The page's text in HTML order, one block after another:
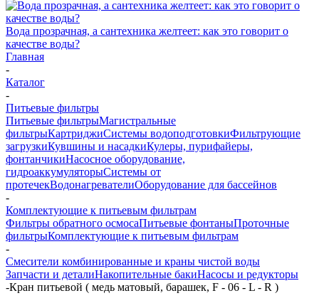
Вода прозрачная, а сантехника желтеет: как это говорит о
качестве воды?
Главная
-
Каталог
-
Питьевые фильтры
Питьевые фильтрыМагистральные
фильтрыКартриджиСистемы водоподготовкиФильтрующие
загрузкиКувшины и насадкиКулеры, пурифайеры,
фонтанчикиНасосное оборудование,
гидроаккумуляторыСистемы от
протечекВодонагревателиОборудование для бассейнов
-
Комплектующие к питьевым фильтрам
Фильтры обратного осмосаПитьевые фонтаныПроточные
фильтрыКомплектующие к питьевым фильтрам
-
Смесители комбинированные и краны чистой воды
Запчасти и деталиНакопительные бакиНасосы и редукторы
-Кран питьевой ( медь матовый, барашек, F - 06 - L - R )